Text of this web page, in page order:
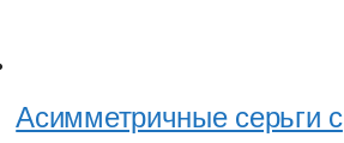
Асимметричные серьги с